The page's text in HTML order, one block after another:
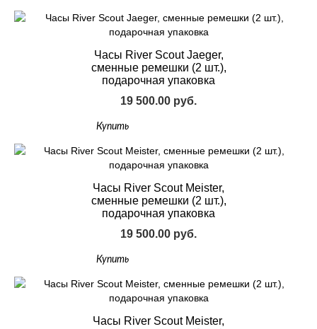
Часы River Scout Jaeger,
сменные ремешки (2 шт.),
подарочная упаковка
19 500.00 руб.
Купить
Часы River Scout Meister,
сменные ремешки (2 шт.),
подарочная упаковка
19 500.00 руб.
Купить
Часы River Scout Meister,